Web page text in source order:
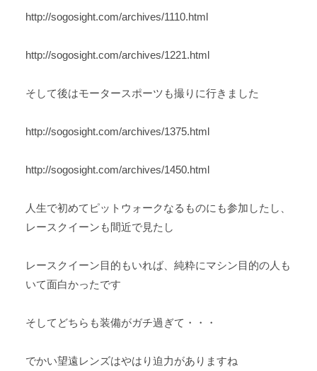
http://sogosight.com/archives/1110.html
http://sogosight.com/archives/1221.html
そして後はモータースポーツも撮りに行きました
http://sogosight.com/archives/1375.html
http://sogosight.com/archives/1450.html
人生で初めてピットウォークなるものにも参加したし、
レースクイーンも間近で見たし
レースクイーン目的もいれば、純粋にマシン目的の人も
いて面白かったです
そしてどちらも装備がガチ過ぎて・・・
でかい望遠レンズはやはり迫力がありますね